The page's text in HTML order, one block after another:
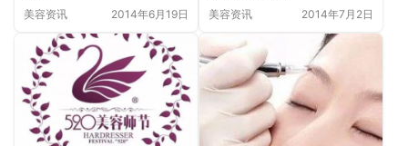
美容资讯 2014年6月19日 美容资讯 2014年7月2日